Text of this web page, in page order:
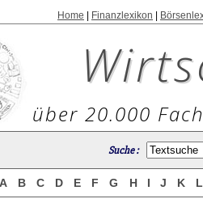
Home Finanzlexikon
über 20.000
Suche :
A B C D E F G H I J K